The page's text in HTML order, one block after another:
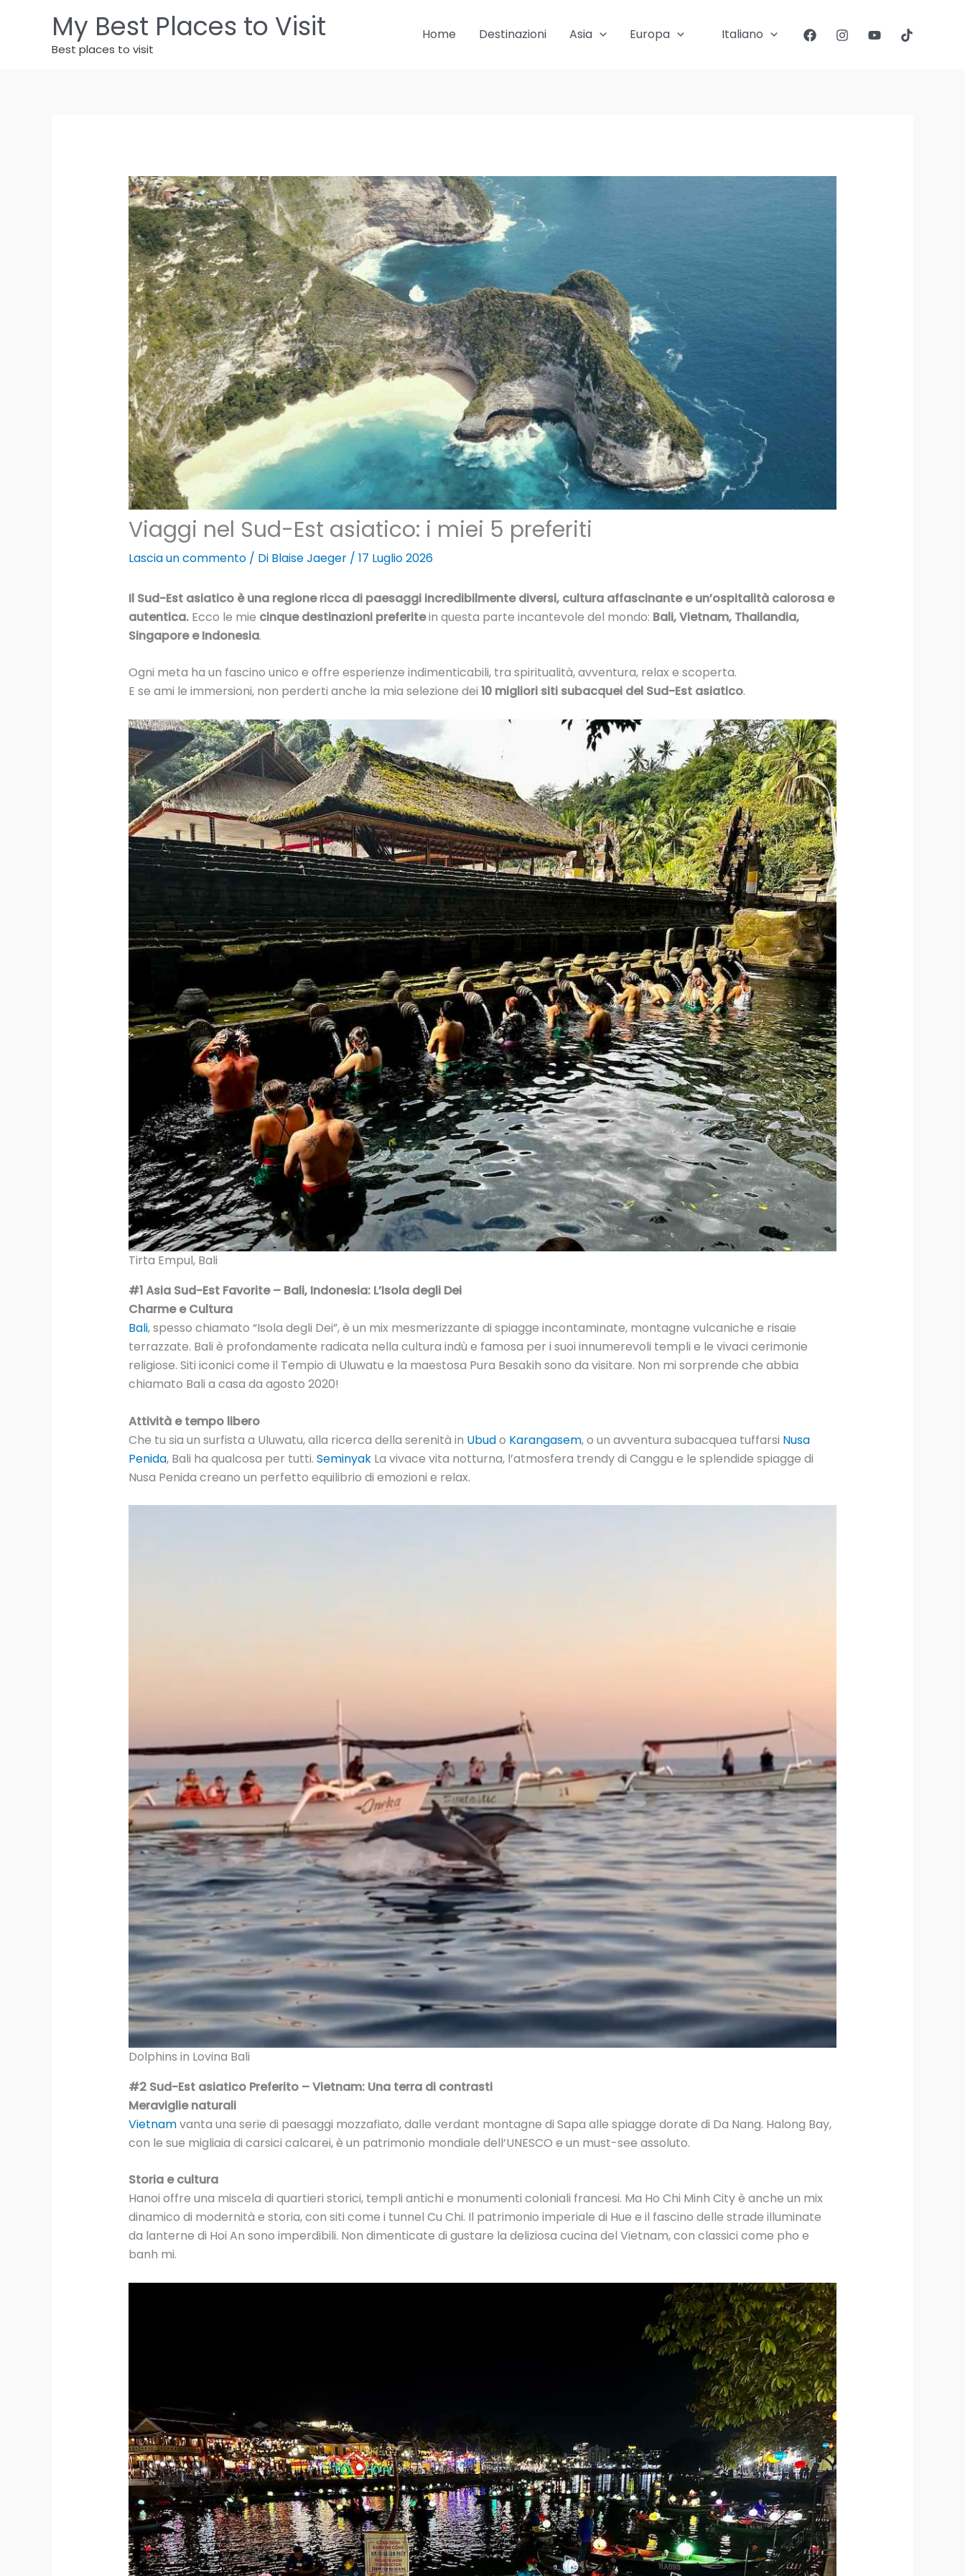
contenuto
My Best Places to Visit
Best places to visit
Home Destinazioni Asia Europa Italiano
Viaggi nel Sud-Est asiatico: i miei 5 preferiti
Lascia un commento / Di Blaise Jaeger / 17 Luglio 2026
Il Sud-Est asiatico è una regione ricca di paesaggi incredibilmente diversi, cultura affascinante e un’ospitalità calorosa e
autentica.Ecco le mie cinque destinazioni preferitein questa parte incantevole del mondo: Bali, Vietnam, Thailandia,
Singapore e Indonesia.
Ogni meta ha un fascino unico e offre esperienze indimenticabili, tra spiritualità, avventura, relax e scoperta.
E se ami le immersioni, non perderti anche la mia selezione dei 10 migliori siti subacquei del Sud-Est asiatico.
Tirta Empul, Bali
#1 Asia Sud-Est Favorite – Bali, Indonesia: L’Isola degli Dei
Charme e Cultura
Bali, spesso chiamato “Isola degli Dei”, è un mix mesmerizzante di spiagge incontaminate, montagne vulcaniche e risaie
terrazzate. Bali è profondamente radicata nella cultura indù e famosa per i suoi innumerevoli templi e le vivaci cerimonie
religiose. Siti iconici come il Tempio di Uluwatu e la maestosa Pura Besakih sono da visitare. Non mi sorprende che abbia
chiamato Bali a casa da agosto 2020!
Attività e tempo libero
Che tu sia un surfista a Uluwatu, alla ricerca della serenità in Ubudo Karangasem, o un avventura subacquea tuffarsi Nusa
Penida, Bali ha qualcosa per tutti. SeminyakLa vivace vita notturna, l’atmosfera trendy di Canggu e le splendide spiagge di
Nusa Penida creano un perfetto equilibrio di emozioni e relax.
Dolphins in Lovina Bali
#2 Sud-Est asiatico Preferito – Vietnam: Una terra di contrasti
Meraviglie naturali
Vietnamvanta una serie di paesaggi mozzafiato, dalle verdant montagne di Sapa alle spiagge dorate di Da Nang. Halong Bay,
con le sue migliaia di carsici calcarei, è un patrimonio mondiale dell’UNESCO e un must-see assoluto.
Storia e cultura
Hanoi offre una miscela di quartieri storici, templi antichi e monumenti coloniali francesi. Ma Ho Chi Minh City è anche un mix
dinamico di modernità e storia, con siti come i tunnel Cu Chi. Il patrimonio imperiale di Hue e il fascino delle strade illuminate
da lanterne di Hoi An sono imperdibili. Non dimenticate di gustare la deliziosa cucina del Vietnam, con classici come pho e
banh mi.